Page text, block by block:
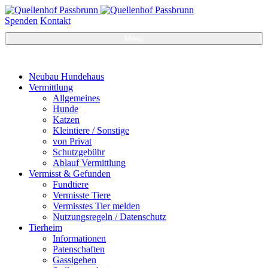
Spenden Kontakt
Neubau Hundehaus
Vermittlung
Allgemeines
Hunde
Katzen
Kleintiere / Sonstige
von Privat
Schutzgebühr
Ablauf Vermittlung
Vermisst & Gefunden
Fundtiere
Vermisste Tiere
Vermisstes Tier melden
Nutzungsregeln / Datenschutz
Tierheim
Informationen
Patenschaften
Gassigehen